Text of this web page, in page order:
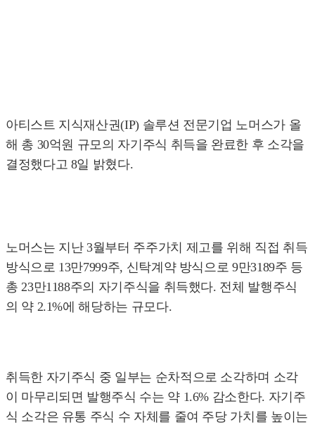
아티스트 지식재산권(IP) 솔루션 전문기업 노머스가 올
해 총 30억원 규모의 자기주식 취득을 완료한 후 소각을
결정했다고 8일 밝혔다.
노머스는 지난 3월부터 주주가치 제고를 위해 직접 취득
방식으로 13만7999주, 신탁계약 방식으로 9만3189주 등
총 23만1188주의 자기주식을 취득했다. 전체 발행주식
의 약 2.1%에 해당하는 규모다.
취득한 자기주식 중 일부는 순차적으로 소각하며 소각
이 마무리되면 발행주식 수는 약 1.6% 감소한다. 자기주
식 소각은 유통 주식 수 자체를 줄여 주당 가치를 높이는